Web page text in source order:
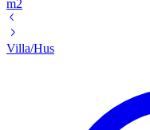
m2
Villa/Hus